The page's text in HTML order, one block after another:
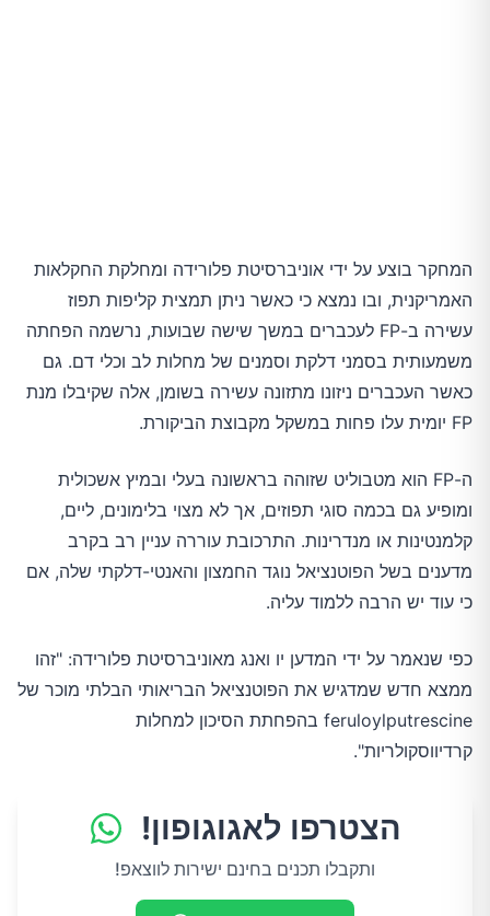
המחקר בוצע על ידי אוניברסיטת פלורידה ומחלקת החקלאות
האמריקנית, ובו נמצא כי כאשר ניתן תמצית קליפות תפוז
עשירה ב-FP לעכברים במשך שישה שבועות, נרשמה הפחתה
משמעותית בסמני דלקת וסמנים של מחלות לב וכלי דם. גם
כאשר העכברים ניזונו מתזונה עשירה בשומן, אלה שקיבלו מנת
FP יומית עלו פחות במשקל מקבוצת הביקורת.
ה-FP הוא מטבוליט שזוהה בראשונה בעלי ובמיץ אשכולית
ומופיע גם בכמה סוגי תפוזים, אך לא מצוי בלימונים, ליים,
קלמנטינות או מנדרינות. התרכובת עוררה עניין רב בקרב
מדענים בשל הפוטנציאל נוגד החמצון והאנטי-דלקתי שלה, אם
כי עוד יש הרבה ללמוד עליה.
כפי שנאמר על ידי המדען יו ואנג מאוניברסיטת פלורידה: "זהו
ממצא חדש שמדגיש את הפוטנציאל הבריאותי הבלתי מוכר של
feruloylputrescine בהפחתת הסיכון למחלות
קרדיווסקולריות".
הצטרפו לאגוגופון!
ותקבלו תכנים בחינם ישירות לווצאפ!